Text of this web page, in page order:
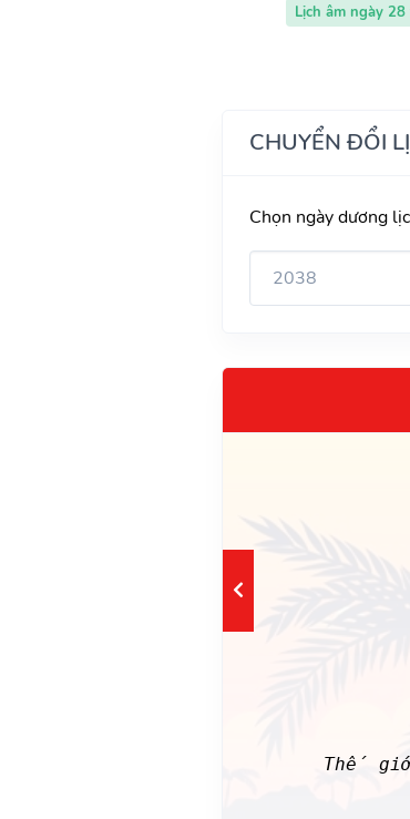
Lịch âm ngày
CHUYỂN ĐỔI
Chọn ngày dương
Thế